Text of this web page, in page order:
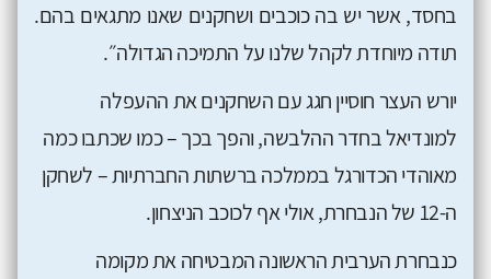
בחסד, אשר יש בה כוכבים ושחקנים שאנו מתגאים בהם.
תודה מיוחדת לקהל שלנו על התמיכה הגדולה״.
יורש העצר חוסיין חגג עם השחקנים את ההעפלה
למונדיאל בחדר ההלבשה, והפך בכך – כמו שכתבו כמה
מאוהדי הכדורגל בממלכה ברשתות החברתיות – לשחקן
ה-12 של הנבחרת, אולי אף לכוכב הניצחון.
כנבחרת הערבית הראשונה המבטיחה את מקומה